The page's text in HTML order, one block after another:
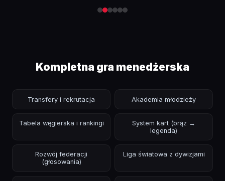
Kompletna gra menedżerska
Transfery i rekrutacja Akademia młodzieży
Tabela węgierska i rankingi
System kart (brąz →
legenda)
Rozwój federacji
(głosowania)
Liga światowa z dywizjami